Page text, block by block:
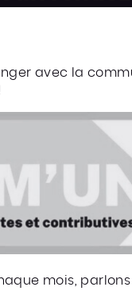
avec la
mois,